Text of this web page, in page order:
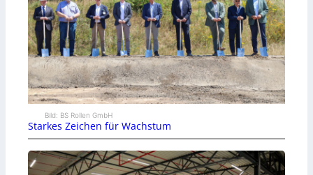
Bild: BS Rollen GmbH
Starkes Zeichen für Wachstum